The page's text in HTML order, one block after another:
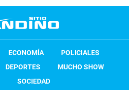
ECONOMÍA
POLICIALES
DEPORTES
MUCHO SHOW
SOCIEDAD